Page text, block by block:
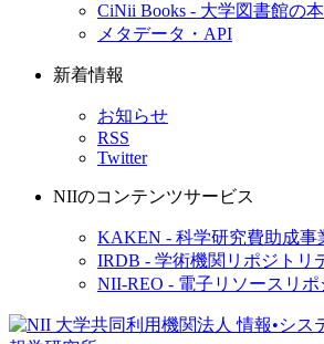
CiNii Books - 大学図書館の
メタデータ・API
新着情報
お知らせ
RSS
Twitter
NIIのコンテンツサービス
KAKEN - 科学研究費助成事
IRDB - 学術機関リポジトリ
NII-REO - 電子リソースリポ